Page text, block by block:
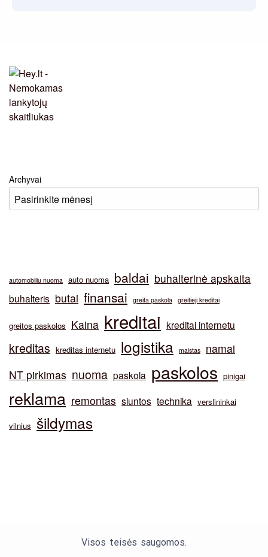
Archyvai
automobiliu nuoma auto nuoma baldai buhalterinė apskaita
buhalteris butai finansai greita paskola greitieji kreditai
greitos paskolos Kaina kreditai kreditai internetu
kreditas kreditas internetu logistika maistas
namai
NT pirkimas nuoma paskola paskolos pinigai
reklama remontas siuntos technika verslininkai
vilnius šildymas
Visos teisės saugomos.